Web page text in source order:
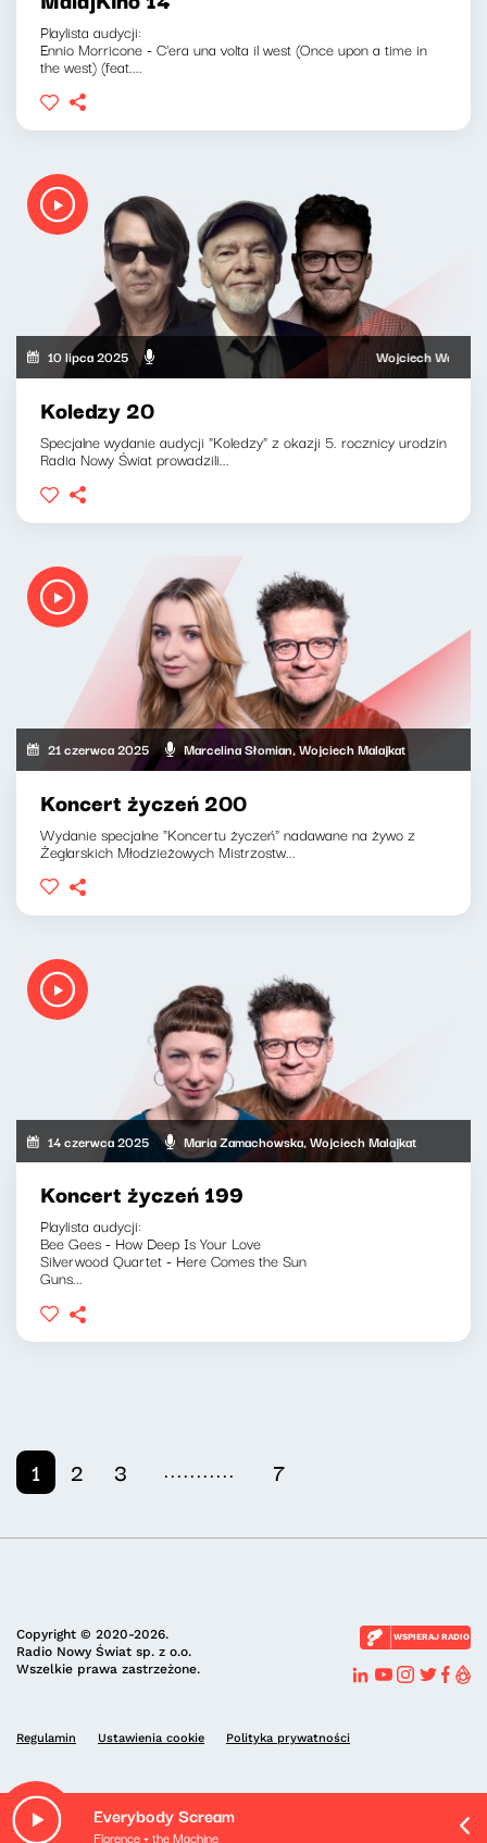
Everybody Scream
Florence + the Machine
Playlista audycji:
Ennio Morricone - C'era una volta il west (Once upon a time in
the west) (feat....
10 lipca 2025 Wojciech
Koledzy 20
Specjalne wydanie audycji "Koledzy" z okazji 5. rocznicy urodzin
Radia Nowy Świat prowadzili...
21 czerwca 2025 Marcelina Słomian, Wojciech Malajkat
Koncert życzeń 200
Wydanie specjalne "Koncertu życzeń" nadawane na żywo z
Żeglarskich Młodzieżowych Mistrzostw...
14 czerwca 2025 Maria Zamachowska, Wojciech Malajkat
Koncert życzeń 199
Playlista audycji:
Bee Gees - How Deep Is Your Love
Silverwood Quartet - Here Comes the Sun
Guns...
1 2 3 ........... 7
Copyright © 2020-2026.
Radio Nowy Świat sp. z o.o.
Wszelkie prawa zastrzeżone.
WSPIERAJ RADIO
Regulamin Ustawienia cookie Polityka prywatności